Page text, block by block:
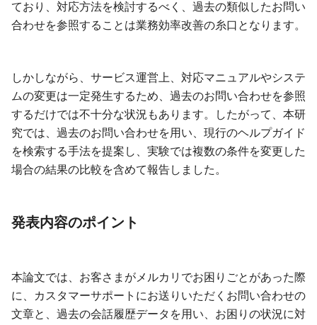
ており、対応方法を検討するべく、過去の類似したお問い
合わせを参照することは業務効率改善の糸口となります。
しかしながら、サービス運営上、対応マニュアルやシステ
ムの変更は一定発生するため、過去のお問い合わせを参照
するだけでは不十分な状況もあります。したがって、本研
究では、過去のお問い合わせを用い、現行のヘルプガイド
を検索する手法を提案し、実験では複数の条件を変更した
場合の結果の比較を含めて報告しました。
発表内容のポイント
本論文では、お客さまがメルカリでお困りごとがあった際
に、カスタマーサポートにお送りいただくお問い合わせの
文章と、過去の会話履歴データを用い、お困りの状況に対